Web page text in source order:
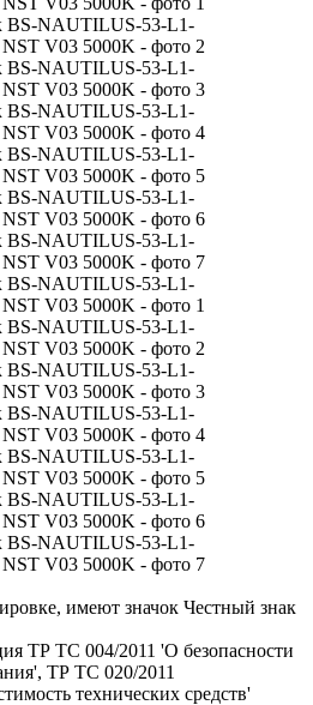
имеют значок Честный знак
ТР ТС 004/2011 'О безопасности
ТР ТС 020/2011
технических средств'